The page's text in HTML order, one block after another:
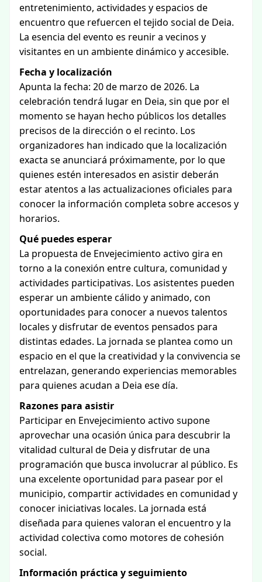
entretenimiento, actividades y espacios de
encuentro que refuercen el tejido social de Deia.
La esencia del evento es reunir a vecinos y
visitantes en un ambiente dinámico y accesible.
Fecha y localización
Apunta la fecha: 20 de marzo de 2026. La
celebración tendrá lugar en Deia, sin que por el
momento se hayan hecho públicos los detalles
precisos de la dirección o el recinto. Los
organizadores han indicado que la localización
exacta se anunciará próximamente, por lo que
quienes estén interesados en asistir deberán
estar atentos a las actualizaciones oficiales para
conocer la información completa sobre accesos y
horarios.
Qué puedes esperar
La propuesta de Envejecimiento activo gira en
torno a la conexión entre cultura, comunidad y
actividades participativas. Los asistentes pueden
esperar un ambiente cálido y animado, con
oportunidades para conocer a nuevos talentos
locales y disfrutar de eventos pensados para
distintas edades. La jornada se plantea como un
espacio en el que la creatividad y la convivencia se
entrelazan, generando experiencias memorables
para quienes acudan a Deia ese día.
Razones para asistir
Participar en Envejecimiento activo supone
aprovechar una ocasión única para descubrir la
vitalidad cultural de Deia y disfrutar de una
programación que busca involucrar al público. Es
una excelente oportunidad para pasear por el
municipio, compartir actividades en comunidad y
conocer iniciativas locales. La jornada está
diseñada para quienes valoran el encuentro y la
actividad colectiva como motores de cohesión
social.
Información práctica y seguimiento